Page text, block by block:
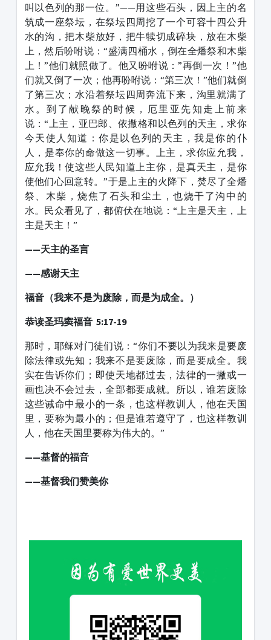
叫以色列的那一位。”——用这些石头，因上主的名
筑成一座祭坛，在祭坛四周挖了一个可容十四公升
水的沟，把木柴放好，把牛犊切成碎块，放在木柴
上，然后吩咐说：“盛满四桶水，倒在全燔祭和木柴
上！”他们就照做了。他又吩咐说：”再倒一次！”他
们就又倒了一次；他再吩咐说：“第三次！”他们就倒
了第三次；水沿着祭坛四周奔流下来，沟里就满了
水。到了献晚祭的时候，厄里亚先知走上前来
说：“上主，亚巴郎、依撒格和以色列的天主，求你
今天使人知道：你是以色列的天主，我是你的仆
人，是奉你的命做这一切事。上主，求你应允我，
应允我！使这些人民知道上主你，是真天主，是你
使他们心回意转。”于是上主的火降下，焚尽了全燔
祭、木柴，烧焦了石头和尘土，也烧干了沟中的
水。民众看见了，都俯伏在地说：“上主是天主，上
主是天主！”
——天主的圣言
——感谢天主
福音（我来不是为废除，而是为成全。）
恭读圣玛窦福音 5:17-19
那时，耶稣对门徒们说：“你们不要以为我来是要废
除法律或先知；我来不是要废除，而是要成全。我
实在告诉你们；即使天地都过去，法律的一撇或一
画也决不会过去，全部都要成就。所以，谁若废除
这些诫命中最小的一条，也这样教训人，他在天国
里，要称为最小的；但是谁若遵守了，也这样教训
人，他在天国里要称为伟大的。”
——基督的福音
——基督我们赞美你